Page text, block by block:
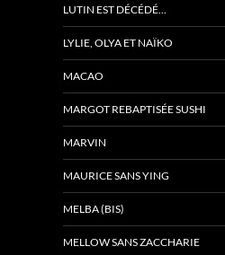
LUTIN EST DÉCÉDÉ…
LYLIE, OLYA ET NAÏKO
MACAO
MARGOT REBAPTISÉE SUSHI
MARVIN
MAURICE SANS YING
MELBA (BIS)
MELLOW SANS ZACCHARIE